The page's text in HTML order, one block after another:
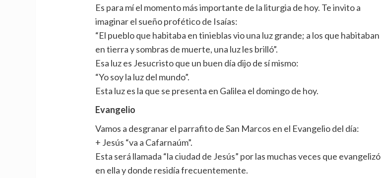
Es para mí el momento más importante de la liturgia de hoy. Te invito a
imaginar el sueño profético de Isaías:
“El pueblo que habitaba en tinieblas vio una luz grande; a los que habitaban
en tierra y sombras de muerte, una luz les brilló”.
Esa luz es Jesucristo que un buen día dijo de sí mismo:
“Yo soy la luz del mundo”.
Esta luz es la que se presenta en Galilea el domingo de hoy.
Evangelio
Vamos a desgranar el parrafito de San Marcos en el Evangelio del día:
+ Jesús “va a Cafarnaúm”.
Esta será llamada “la ciudad de Jesús” por las muchas veces que evangelizó
en ella y donde residía frecuentemente.